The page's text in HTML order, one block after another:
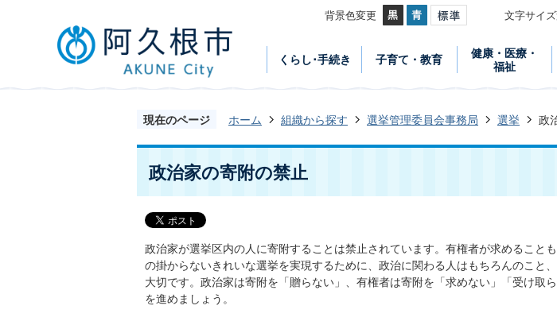
背景色変更 文字サイ
くらし･手続き 子育て・教育
健康・医療・
福祉
現在のページ ホーム 組織から探す 選挙管理委員会事務局 選挙 政
政治家の寄附の禁止
政治家が選挙区内の人に寄附することは禁止されています。有権者が求めること
の掛からないきれいな選挙を実現するために、政治に関わる人はもちろんのこと
大切です。政治家は寄附を「贈らない」、有権者は寄附を「求めない」「受け取
を進めましょう。